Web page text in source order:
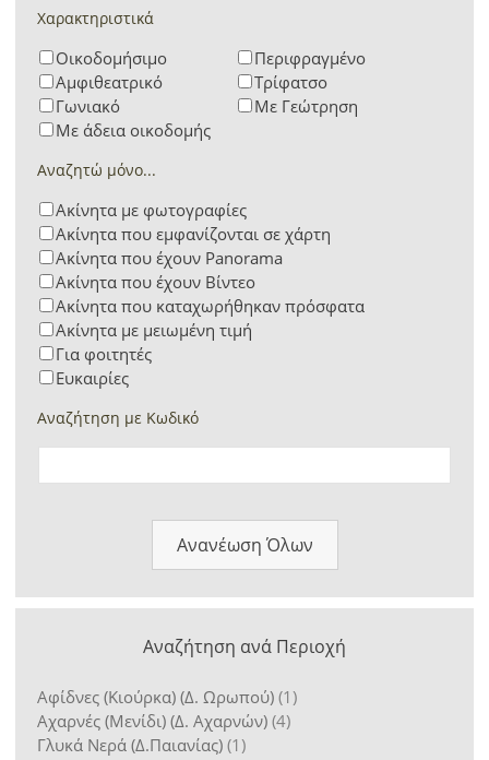
Χαρακτηριστικά
Οικοδομήσιμο
Περιφραγμένο
Αμφιθεατρικό
Τρίφατσο
Γωνιακό
Με Γεώτρηση
Με άδεια οικοδομής
Αναζητώ μόνο...
Ακίνητα με φωτογραφίες
Ακίνητα που εμφανίζονται σε χάρτη
Ακίνητα που έχουν Panorama
Ακίνητα που έχουν Βίντεο
Ακίνητα που καταχωρήθηκαν πρόσφατα
Ακίνητα με μειωμένη τιμή
Για φοιτητές
Ευκαιρίες
Αναζήτηση με Κωδικό
Ανανέωση Όλων
Αναζήτηση ανά Περιοχή
Αφίδνες (Κιούρκα) (Δ. Ωρωπού) (1)
Αχαρνές (Μενίδι) (Δ. Αχαρνών) (4)
Γλυκά Νερά (Δ.Παιανίας) (1)